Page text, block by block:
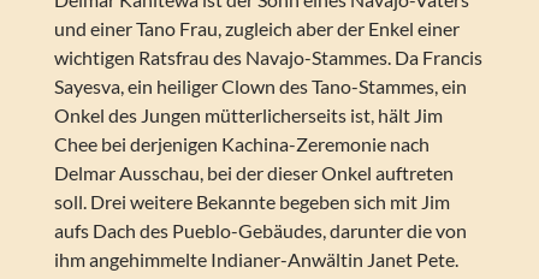
und einer Tano Frau, zugleich aber der Enkel einer
wichtigen Ratsfrau des Navajo-Stammes. Da Francis
Sayesva, ein heiliger Clown des Tano-Stammes, ein
Onkel des Jungen mütterlicherseits ist, hält Jim
Chee bei derjenigen Kachina-Zeremonie nach
Delmar Ausschau, bei der dieser Onkel auftreten
soll. Drei weitere Bekannte begeben sich mit Jim
aufs Dach des Pueblo-Gebäudes, darunter die von
ihm angehimmelte Indianer-Anwältin Janet Pete.